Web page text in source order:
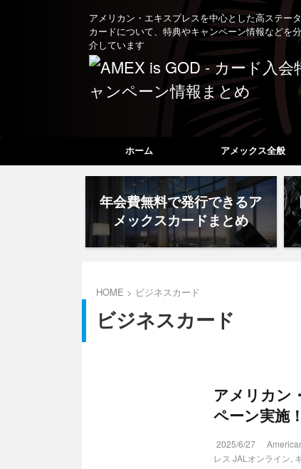
アメリカン・エキスプレスを中心とした高ステー
カードについて、特典やキャンペーン情報などを
介しています
ホーム アメックス全般
年会費無料で発行できるア
メックスカードまとめ
HOME > ビジネスカード
ビジネスカード
アメリカン
ペーン実施
2025/6/27
レス JALオンライン,